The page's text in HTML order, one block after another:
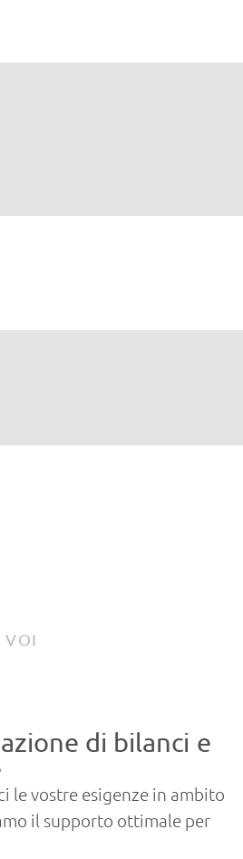
VOI
di bilanci e
le vostre esigenze in ambito
il supporto ottimale per